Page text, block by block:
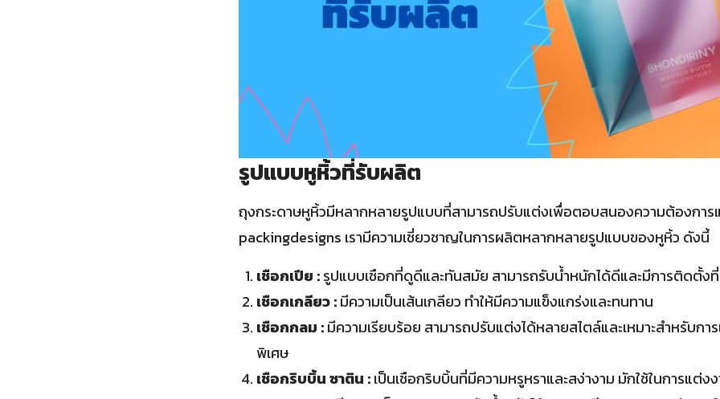
รูปแบบหูหิ้วที่รับผลิต
ถุงกระดาษหูหิ้วมีหลากหลายรูปแบบที่สามารถปรับแต่งเพื่อตอบสนองความต้องการ
packingdesigns เรามีความเชี่ยวชาญในการผลิตหลากหลายรูปแบบของหูหิ้ว ดังนี้
เชือกเปีย :รูปแบบเชือกที่ดูดีและทันสมัย สามารถรับน้ำหนักได้ดีและมีการติดตั้ง
เชือกเกลียว :มีความเป็นเส้นเกลียว ทำให้มีความแข็งแกร่งและทนทาน
เชือกกลม :มีความเรียบร้อย สามารถปรับแต่งได้หลายสไตล์และเหมาะสำหรับกา
พิเศษ
เชือกริบบิ้น ซาติน :เป็นเชือกริบบิ้นที่มีความหรูหราและสง่างาม มักใช้ในการแต่ง